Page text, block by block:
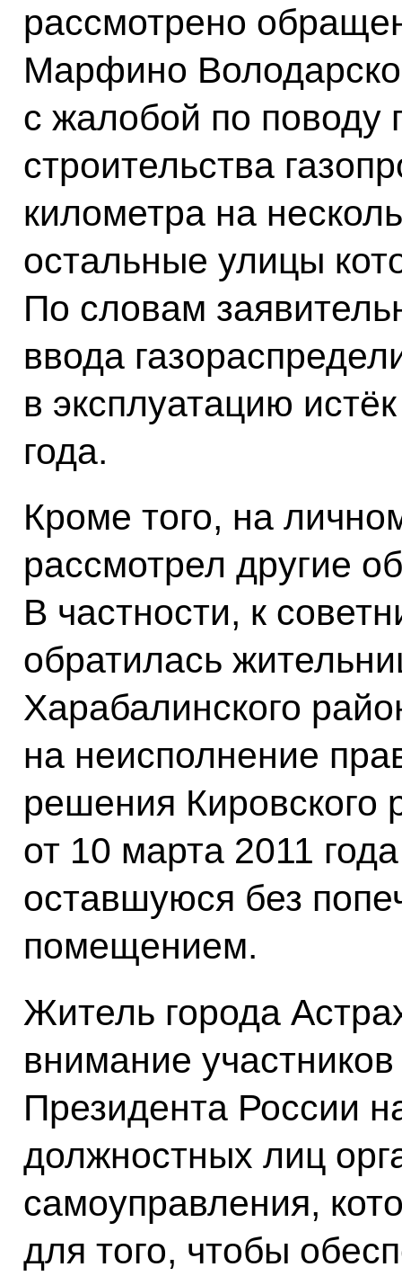
рассмотрено
Марфино
с жалобой по поводу
строительства
километра на
остальные улицы
По словам
ввода
в эксплуатацию
года.
Кроме того, на
рассмотрел другие
В частности, к
обратилась
Харабалинского
на неисполнение
решения Кировского
от 10 марта 2011
оставшуюся без
помещением.
Житель города
внимание
Президента России
должностных лиц
самоуправления,
для того, чтобы